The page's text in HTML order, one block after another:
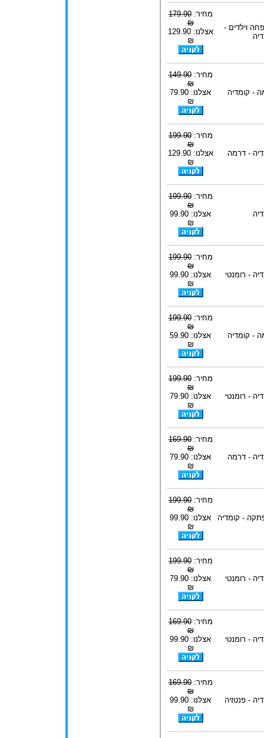
וילדים -
מחיר:179.90
₪
אצלנו: 129.90
₪
- קומדיה
מחיר:149.90
₪
אצלנו: 79.90
₪
- דרמה
מחיר:199.90
₪
אצלנו: 129.90
₪
מחיר:199.90
₪
אצלנו: 99.90
₪
- רומנטי
מחיר:199.90
₪
אצלנו: 99.90
₪
- קומדיה
מחיר:199.90
₪
אצלנו: 59.90
₪
- רומנטי
מחיר:199.90
₪
אצלנו: 79.90
₪
- דרמה
מחיר:169.90
₪
אצלנו: 79.90
₪
- קומדיה
מחיר:199.90
₪
אצלנו: 99.90
₪
- רומנטי
מחיר:199.90
₪
אצלנו: 79.90
₪
- רומנטי
מחיר:169.90
₪
אצלנו: 99.90
₪
- פנטזיה
מחיר:169.90
₪
אצלנו: 99.90
₪